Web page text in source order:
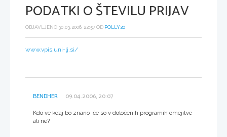
PODATKI O ŠTEVILU PRIJAV
OBJAVLJENO 30.03.2006, 22:57 OD POLLY20
www.vpis.uni-lj.si/
BENDHER 09.04.2006, 20:07
Kdo ve kdaj bo znano če so v določenih programih omejitve
ali ne?